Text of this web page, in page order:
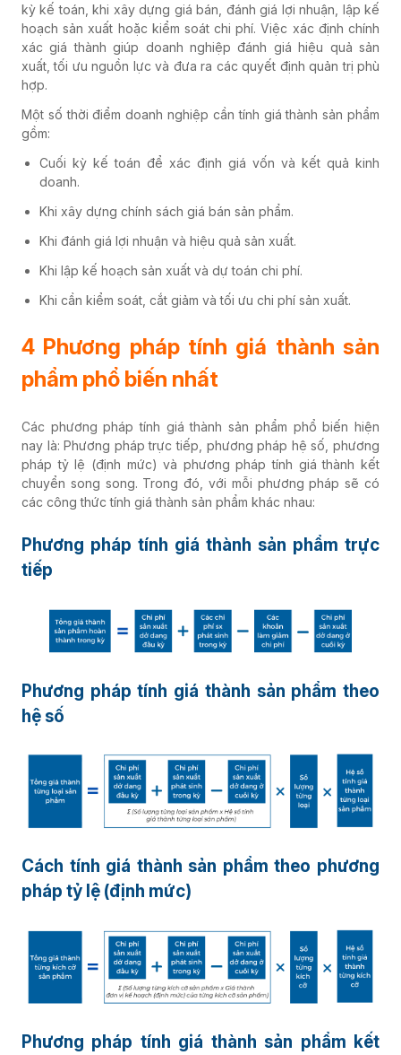
kỳ kế toán, khi xây dựng giá bán, đánh giá lợi nhuận, lập kế
hoạch sản xuất hoặc kiểm soát chi phí. Việc xác định chính
xác giá thành giúp doanh nghiệp đánh giá hiệu quả sản
xuất, tối ưu nguồn lực và đưa ra các quyết định quản trị phù
hợp.
Một số thời điểm doanh nghiệp cần tính giá thành sản phẩm
gồm:
Cuối kỳ kế toán để xác định giá vốn và kết quả kinh
doanh.
Khi xây dựng chính sách giá bán sản phẩm.
Khi đánh giá lợi nhuận và hiệu quả sản xuất.
Khi lập kế hoạch sản xuất và dự toán chi phí.
Khi cần kiểm soát, cắt giảm và tối ưu chi phí sản xuất.
4 Phương pháp tính giá thành sản
phẩm phổ biến nhất
Các phương pháp tính giá thành sản phẩm phổ biến hiện
nay là: Phương pháp trực tiếp, phương pháp hệ số, phương
pháp tỷ lệ (định mức) và phương pháp tính giá thành kết
chuyển song song. Trong đó, với mỗi phương pháp sẽ có
các công thức tính giá thành sản phẩm khác nhau:
Phương pháp tính giá thành sản phẩm trực
tiếp
Phương pháp tính giá thành sản phẩm theo
hệ số
Cách tính giá thành sản phẩm theo phương
pháp tỷ lệ (định mức)
Phương pháp tính giá thành sản phẩm kết